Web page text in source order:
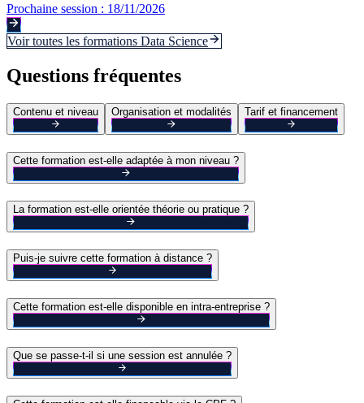
Prochaine session : 18/11/2026
Voir toutes les formations Data Science
Questions fréquentes
Contenu et niveau Organisation et modalités Tarif et financement
Cette formation est-elle adaptée à mon niveau ?
La formation est-elle orientée théorie ou pratique ?
Puis-je suivre cette formation à distance ?
Cette formation est-elle disponible en intra-entreprise ?
Que se passe-t-il si une session est annulée ?